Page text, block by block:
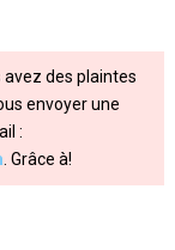
avez des plaintes
envoyer une
:
. Grâce à!